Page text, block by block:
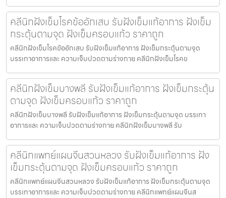
คลีนิกฝังเข็มโรคข้ออักเสบ รับฝังเข็มแก้อาการ ฝังเข็ม
กระตุ้นตามจุด ฝังเข็มครอบแก้ว ราคาถูก
คลีนิกฝังเข็มโรคข้ออักเสบ รับฝังเข็มแก้อาการ ฝังเข็มกระตุ้นตามจุด
บรรเทาอาการและ ความเจ็บปวดตามร่างกาย คลีนิกฝังเข็มโรคข
คลีนิกฝังเข็มบางพลี รับฝังเข็มแก้อาการ ฝังเข็มกระตุ้น
ตามจุด ฝังเข็มครอบแก้ว ราคาถูก
คลีนิกฝังเข็มบางพลี รับฝังเข็มแก้อาการ ฝังเข็มกระตุ้นตามจุด บรรเทา
อาการและ ความเจ็บปวดตามร่างกาย คลีนิกฝังเข็มบางพลี รับ
คลีนิกแพทย์แผนจีนสวนหลวง รับฝังเข็มแก้อาการ ฝัง
เข็มกระตุ้นตามจุด ฝังเข็มครอบแก้ว ราคาถูก
คลีนิกแพทย์แผนจีนสวนหลวง รับฝังเข็มแก้อาการ ฝังเข็มกระตุ้นตามจุด
บรรเทาอาการและ ความเจ็บปวดตามร่างกาย คลีนิกแพทย์แผนจีนส